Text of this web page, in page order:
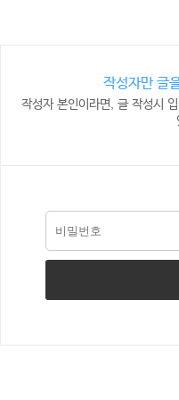
작성자만 글
작성자 본인이라면, 글 작성시